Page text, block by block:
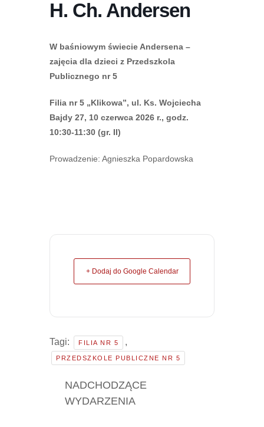
H. Ch. Andersen
W baśniowym świecie Andersena –
zajęcia dla dzieci z Przedszkola
Publicznego nr 5
Filia nr 5 „Klikowa”, ul. Ks. Wojciecha
Bajdy 27, 10 czerwca 2026 r., godz.
10:30-11:30 (gr. II)
Prowadzenie: Agnieszka Popardowska
+ Dodaj do Google Calendar
Tagi: FILIA NR 5 ,
PRZEDSZKOLE PUBLICZNE NR 5
NADCHODZĄCE
WYDARZENIA